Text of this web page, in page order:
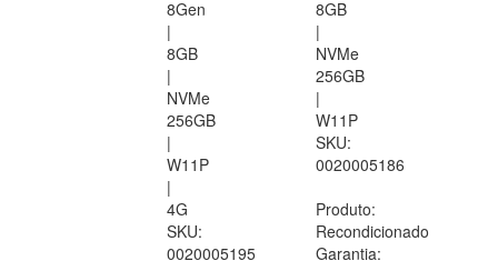
8Gen
|
8GB
|
NVMe
256GB
|
W11P
|
4G
SKU:
0020005195
8GB
|
NVMe
256GB
|
W11P
SKU:
0020005186
Produto:
Recondicionado
Garantia: